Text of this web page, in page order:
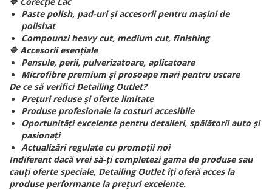
Paste polish, pad-uri și accesorii pentru mașini de
polishat
Compounzi heavy cut, medium cut, finishing
🔷 Accesorii esențiale
Pensule, perii, pulverizatoare, aplicatoare
Microfibre premium și prosoape mari pentru uscare
De ce să verifici Detailing Outlet?
Prețuri reduse și oferte limitate
Produse profesionale la costuri accesibile
Oportunități excelente pentru detaileri, spălătorii auto și
pasionați
Actualizări regulate cu promoții noi
Indiferent dacă vrei să-ți completezi gama de produse sau
cauți oferte speciale, Detailing Outlet îți oferă acces la
produse performante la prețuri excelente.